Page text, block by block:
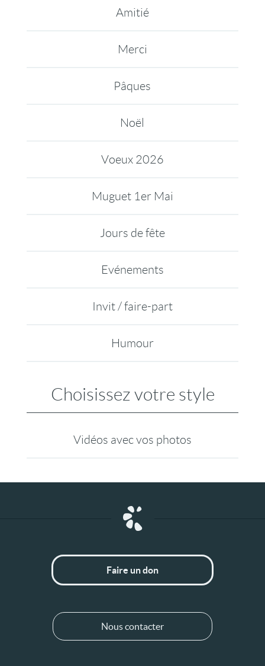
Amitié
Merci
Pâques
Noël
Voeux 2026
Muguet 1er Mai
Jours de fête
Evénements
Invit / faire-part
Humour
Choisissez votre style
Vidéos avec vos photos
Faire un don
Nous contacter